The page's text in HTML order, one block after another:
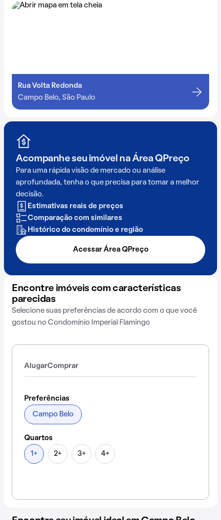
Rua Volta Redonda
Campo Belo, São Paulo
Acompanhe seu imóvel na Área QPreço
Para uma rápida visão de mercado ou análise
aprofundada, tenha o que precisa para tomar a melhor
decisão.
Estimativas reais de preços
Comparação com similares
Histórico do condomínio e região
Acessar Área QPreço
Encontre imóveis com características
parecidas
Selecione suas preferências de acordo com o que você
gostou no Condomínio Imperial Flamingo
AlugarComprar
Preferências
Campo Belo
Quartos
1+ 2+ 3+ 4+